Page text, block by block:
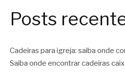
Posts
Cadeiras para igreja: saiba onde
Saiba onde encontrar cadeiras